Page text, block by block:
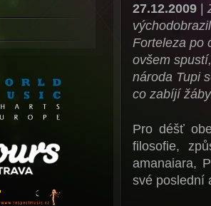
27.12.2009|
Forteleza po
ovšem
národa Tupi
co zabíjí
Pro déšť
filosofie,
amanaiara,
své poslední